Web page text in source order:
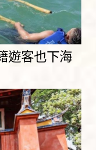
遊客也下海